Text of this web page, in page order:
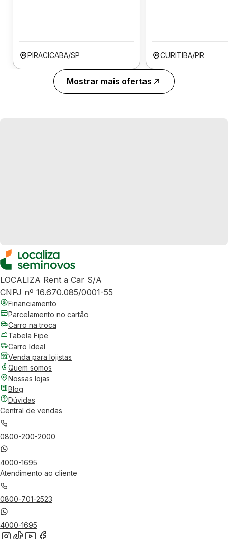
PIRACICABA/SP CURITIBA/PR
Mostrar mais ofertas
LOCALIZA Rent a Car S/A
CNPJ nº 16.670.085/0001-55
Financiamento
Parcelamento no cartão
Carro na troca
Tabela Fipe
Carro Ideal
Venda para lojistas
Quem somos
Nossas lojas
Blog
Dúvidas
Central de vendas
0800-200-2000
4000-1695
Atendimento ao cliente
0800-701-2523
4000-1695